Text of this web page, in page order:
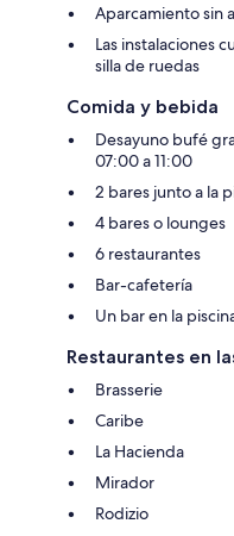
Aparcamiento sin
Las instalaciones
silla de ruedas
Comida y bebida
Desayuno bufé
07:00 a 11:00
2 bares junto a la
4 bares o lounges
6 restaurantes
Bar-cafetería
Un bar en la
Restaurantes en
Brasserie
Caribe
La Hacienda
Mirador
Rodizio